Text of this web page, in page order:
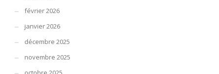
février 2026
janvier 2026
décembre 2025
novembre 2025